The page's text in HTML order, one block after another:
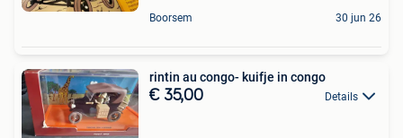
Boorsem 30 jun 26
rintin au congo- kuifje in congo
€ 35,00 Details